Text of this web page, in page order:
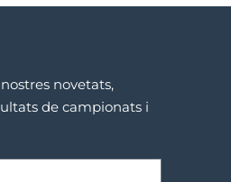
novetats,
de campionats i